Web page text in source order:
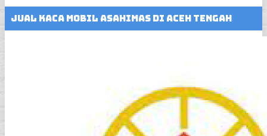
Jual Kaca Mobil Asahimas Di Aceh Tengah